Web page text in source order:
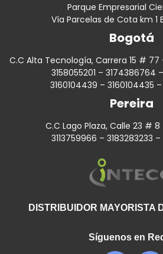
Parque Empresarial
Vía Parcelas de Cota km 1
Bogotá
C.C Alta Tecnología, Carrera 15 # 77
3158055201 – 3174386764
3160104439 – 3160104435
Pereira
C.C Lago Plaza, Calle 23 # 8
3113759966 – 3183283233
DISTRIBUIDOR MAYORISTA
Síguenos en